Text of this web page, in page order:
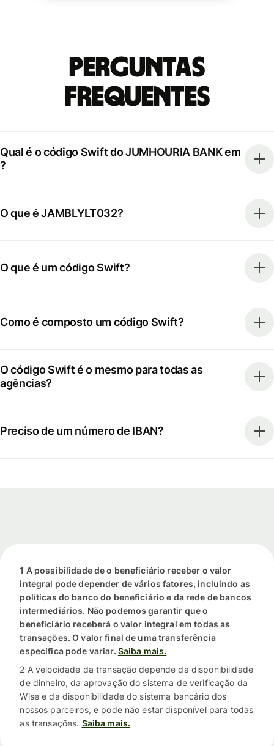
Perguntas
frequentes
Qual é o código Swift do JUMHOURIA BANK em
?
O que é JAMBLYLT032?
O que é um código Swift?
Como é composto um código Swift?
O código Swift é o mesmo para todas as
agências?
Preciso de um número de IBAN?
1 A possibilidade de o beneficiário receber o valor
integral pode depender de vários fatores, incluindo as
políticas do banco do beneficiário e da rede de bancos
intermediários. Não podemos garantir que o
beneficiário receberá o valor integral em todas as
transações. O valor final de uma transferência
específica pode variar. Saiba mais.
2 A velocidade da transação depende da disponibilidade
de dinheiro, da aprovação do sistema de verificação da
Wise e da disponibilidade do sistema bancário dos
nossos parceiros, e pode não estar disponível para todas
as transações. Saiba mais.